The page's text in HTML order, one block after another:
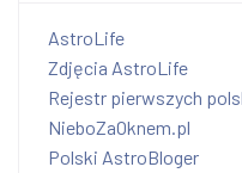
AstroLife
Zdjęcia AstroLife
Rejestr pierwszych
NieboZaOknem.pl
Polski AstroBloger